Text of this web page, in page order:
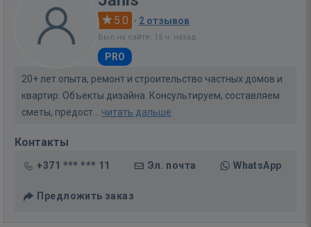
5.0 · 2 отзывов
Был на сайте: 15 ч. назад
PRO
20+ лет опыта, ремонт и строительство частных домов и
квартир. Объекты дизайна. Консультируем, составляем
сметы, предост... читать дальше
Контакты
+371 *** *** 11 Эл. почта WhatsApp
Предложить заказ